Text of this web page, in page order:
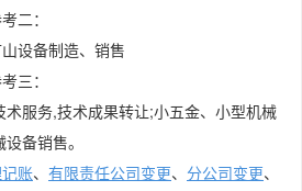
二：
设备制造、销售
三：
服务,技术成果转让;小五金、小型机械
备销售。
账、 有限责任公司变更、 分公司变更、